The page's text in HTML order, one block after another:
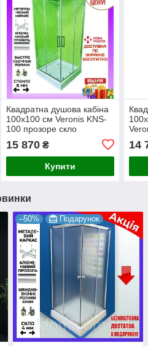
Квадратна душова кабіна
100х100 см Veronis KNS-
100 прозоре скло
15 870₴
Купити
14
–50% Подарунок